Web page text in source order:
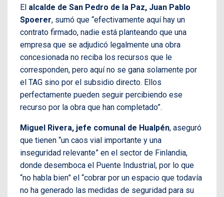
El alcalde de San Pedro de la Paz, Juan Pablo
Spoerer, sumó que “efectivamente aquí hay un
contrato firmado, nadie está planteando que una
empresa que se adjudicó legalmente una obra
concesionada no reciba los recursos que le
corresponden, pero aquí no se gana solamente por
el TAG sino por el subsidio directo. Ellos
perfectamente pueden seguir percibiendo ese
recurso por la obra que han completado”.
Miguel Rivera, jefe comunal de Hualpén, aseguró
que tienen “un caos vial importante y una
inseguridad relevante” en el sector de Finlandia,
donde desemboca el Puente Industrial, por lo que
“no habla bien” el “cobrar por un espacio que todavía
no ha generado las medidas de seguridad para su